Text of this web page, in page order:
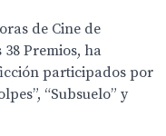
de Cine de
Premios, ha
participados por
“Subsuelo” y